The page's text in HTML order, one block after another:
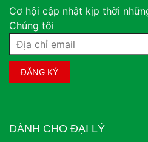
Cơ hội cập nhật kịp thời
Chúng tôi
DÀNH CHO ĐẠI LÝ